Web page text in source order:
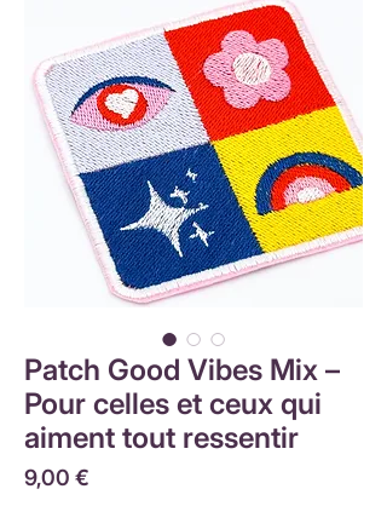
Patch Good Vibes Mix –
Pour celles et ceux qui
aiment tout ressentir
9,00 €